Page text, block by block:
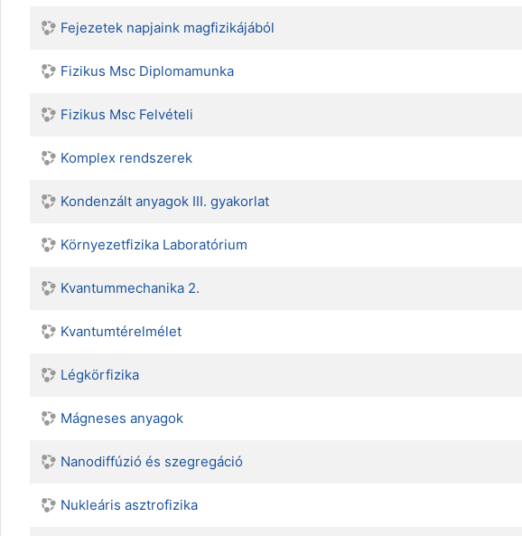
Fejezetek napjaink magfizikájából
Fizikus Msc Diplomamunka
Fizikus Msc Felvételi
Komplex rendszerek
Kondenzált anyagok III. gyakorlat
Környezetfizika Laboratórium
Kvantummechanika 2.
Kvantumtérelmélet
Légkörfizika
Mágneses anyagok
Nanodiffúzió és szegregáció
Nukleáris asztrofizika